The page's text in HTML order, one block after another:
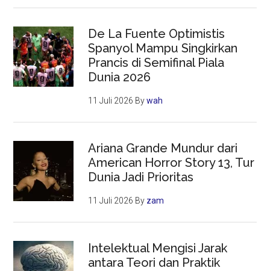
De La Fuente Optimistis
Spanyol Mampu Singkirkan
Prancis di Semifinal Piala
Dunia 2026
11 Juli 2026 Bywah
Ariana Grande Mundur dari
American Horror Story 13, Tur
Dunia Jadi Prioritas
11 Juli 2026 By zam
Intelektual Mengisi Jarak
antara Teori dan Praktik